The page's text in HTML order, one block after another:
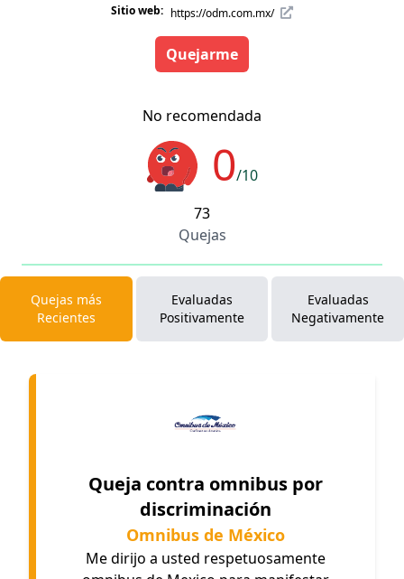
Sitio web: https://odm.com.mx/
Quejarme
No recomendada
0/10
73
Quejas
Quejas más
Recientes
Evaluadas
Positivamente
Evaluadas
Negativamente
Queja contra omnibus por
discriminación
Omnibus de México
Me dirijo a usted respetuosamente